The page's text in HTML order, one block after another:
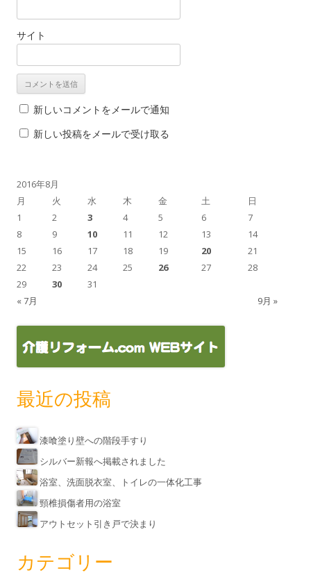
サイト
新しいコメントをメールで通知
新しい投稿をメールで受け取る
2016年8月
月
火 水 木 金 土 日
« 7月 9月 »
1 2 3 4 5 6
7
8
9 10 11 12 13
14
15
16 17 18 19 20
21
22
23 24 25 26 27
28
29
30 31
最近の投稿
漆喰塗り壁への階段手すり
シルバー新報へ掲載されました
浴室、洗面脱衣室、トイレの一体化工事
頸椎損傷者用の浴室
アウトセット引き戸で決まり
カテゴリー